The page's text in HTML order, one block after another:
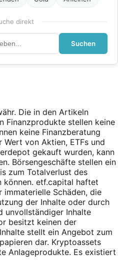
direkt
Suchen
Die in den Artikeln
Finanzprodukte stellen keine
keine Finanzberatung
von Aktien, ETFs und
gekauft wurden, kann
Börsengeschäfte stellen ein
zum Totalverlust des
können. etf.capital haftet
Schäden, die
der Inhalte oder durch
unvollständiger Inhalte
besitzt keinen der
stellt ein Angebot zum
dar. Kryptoassets
Anlageprodukte. Es existiert